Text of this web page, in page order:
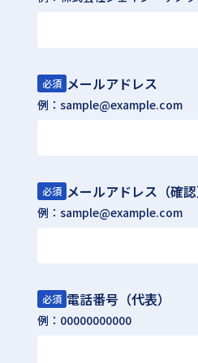
必須 メールアドレス
例：sample@example.com
必須 メールアドレス（確
例：sample@example.com
必須 電話番号（代表）
例：00000000000